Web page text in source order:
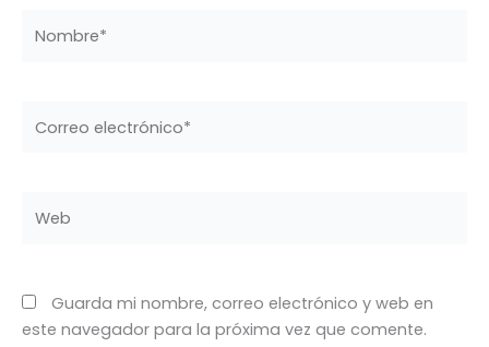
electrónico*
Guarda mi nombre, correo electrónico y web en
este navegador para la próxima vez que comente.